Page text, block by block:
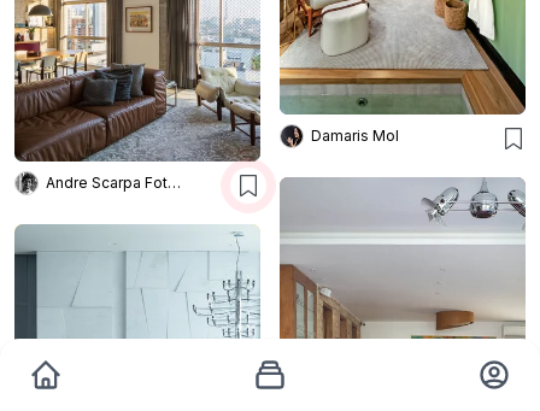
Damaris Mol
Andre Scarpa Fotografia